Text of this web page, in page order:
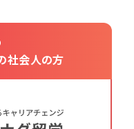
社会人の方